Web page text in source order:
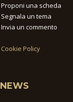
Proponi una scheda
Segnala un tema
Invia un commento
Cookie Policy
NEWS